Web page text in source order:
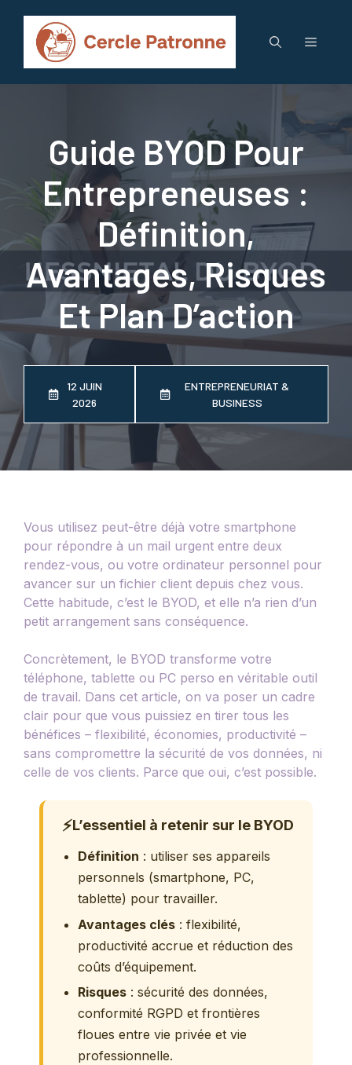
contenu
Menu
Guide BYOD Pour
Entrepreneuses :
Définition,
Avantages, Risques
Et Plan D’action
12 JUIN
2026
ENTREPRENEURIAT &
BUSINESS
Vous utilisez peut-être déjà votre smartphone
pour répondre à un mail urgent entre deux
rendez-vous, ou votre ordinateur personnel pour
avancer sur un fichier client depuis chez vous.
Cette habitude, c’est le BYOD, et elle n’a rien d’un
petit arrangement sans conséquence.
Concrètement, le BYOD transforme votre
téléphone, tablette ou PC perso en véritable outil
de travail. Dans cet article, on va poser un cadre
clair pour que vous puissiez en tirer tous les
bénéfices – flexibilité, économies, productivité –
sans compromettre la sécurité de vos données, ni
celle de vos clients. Parce que oui, c’est possible.
⚡L’essentiel à retenir sur le BYOD
Définition : utiliser ses appareils
personnels (smartphone, PC,
tablette) pour travailler.
Avantages clés : flexibilité,
productivité accrue et réduction des
coûts d’équipement.
Risques : sécurité des données,
conformité RGPD et frontières
floues entre vie privée et vie
professionnelle.